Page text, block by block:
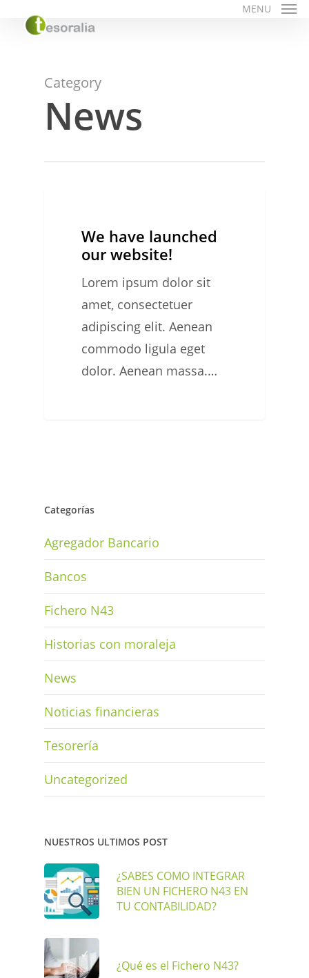
MENU
Category
News
launched
website!
We have launched
our website!
Lorem ipsum dolor sit
amet, consectetuer
adipiscing elit. Aenean
commodo ligula eget
dolor. Aenean massa.…
Categorías
Agregador Bancario
Bancos
Fichero N43
Historias con moraleja
News
Noticias financieras
Tesorería
Uncategorized
NUESTROS ULTIMOS POST
¿SABES COMO INTEGRAR
BIEN UN FICHERO N43 EN
TU CONTABILIDAD?
¿Qué es el Fichero N43?